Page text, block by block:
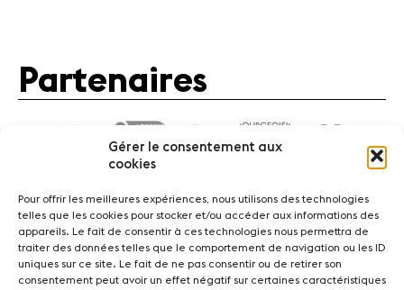
Gérer le consentement aux
cookies
Pour offrir les meilleures expériences, nous utilisons des technologies
telles que les cookies pour stocker et/ou accéder aux informations des
appareils. Le fait de consentir à ces technologies nous permettra de
traiter des données telles que le comportement de navigation ou les ID
uniques sur ce site. Le fait de ne pas consentir ou de retirer son
consentement peut avoir un effet négatif sur certaines caractéristiques
Partenaires
ActualitésConcerts Bénévoles Médiation